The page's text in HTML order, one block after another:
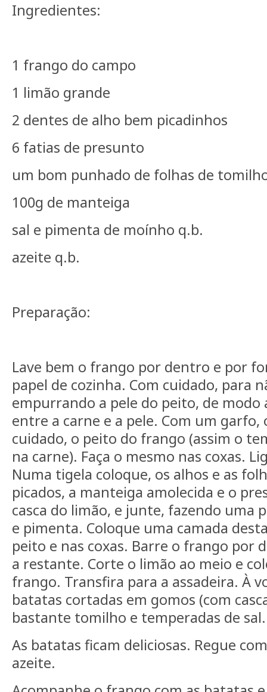
Ingredientes:
1 frango do campo
1 limão grande
2 dentes de alho bem picadinhos
6 fatias de presunto
um bom punhado de folhas de
100g de manteiga
sal e pimenta de moínho q.b.
azeite q.b.
Preparação:
Lave bem o frango por dentro e por
papel de cozinha. Com cuidado, para
empurrando a pele do peito, de modo
entre a carne e a pele. Com um
cuidado, o peito do frango (assim o
na carne). Faça o mesmo nas coxas.
Numa tigela coloque, os alhos e as
picados, a manteiga amolecida e o
casca do limão, e junte, fazendo uma
e pimenta. Coloque uma camada
peito e nas coxas. Barre o frango por
a restante. Corte o limão ao meio e
frango. Transfira para a assadeira. À
batatas cortadas em gomos (com
bastante tomilho e temperadas de sal.
As batatas ficam deliciosas. Regue
azeite.